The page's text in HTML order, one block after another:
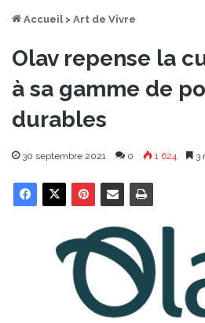
Accueil > Art de Vivre
Olav repense la
à sa gamme de
durables
30 septembre 2021 0 1 624 3